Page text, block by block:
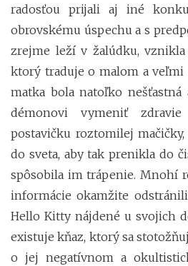
radosťou prijali aj iné
obrovskému úspechu a s
zrejme leží v žalúdku,
ktorý traduje o malom a veľmi
matka bola natoľko nešťastná
démonovi vymeniť
postavičku roztomilej
do sveta, aby tak prenikla do
spôsobila im trápenie. Mnohí
informácie okamžite
Hello Kitty nájdené u svojich
existuje kňaz, ktorý sa
o jej negatívnom a